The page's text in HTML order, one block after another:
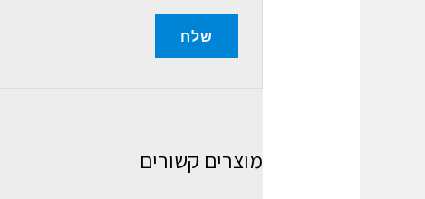
מוצרים קשורים